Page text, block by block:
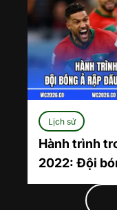
Lịch sử
Hành trình
2022: Đội
Phi đầu tiên